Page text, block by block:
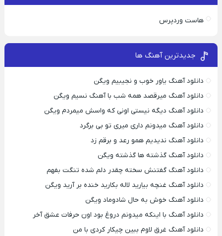
هاست وردپرس
جدیدترین آهنگ ها
دانلود آهنگ یاور خوب و نجیبیم ویگن
دانلود آهنگ میرقصد همه شب با آهنگ نسیم ویگن
دانلود آهنگ دیگه نیستی اونی که واسش میمردم ویگن
دانلود آهنگ میدونم داری میری تو بی برگرد
دانلود آهنگ ندیدیم همو رعد و برقم زد
دانلود آهنگ گذشته ها گذشته ویگن
دانلود آهنگ گفتنش سخته چقدر دلم شده تنگت بفهم
دانلود آهنگ غنچه بیارید لاله بکارید خنده بر آرید ویگن
دانلود آهنگ خوش به حال شادوماد ویگن
دانلود آهنگ با اینکه میدونم دروغ بود اون حرفات عشق آخر
دانلود آهنگ غرق لاوم ببین چیکار کردی با من